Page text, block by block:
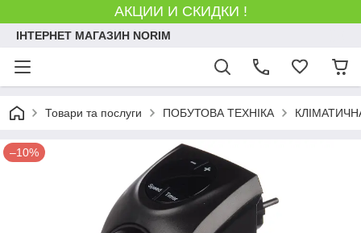
АКЦИИ И СКИДКИ !
ІНТЕРНЕТ МАГАЗИН NORIM
Товари та послуги ПОБУТОВА ТЕХНІКА
–10%